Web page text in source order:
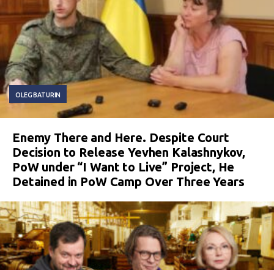
OLEG BATURIN
Enemy There and Here. Despite Court
Decision to Release Yevhen Kalashnykov,
PoW under “I Want to Live” Project, He
Detained in PoW Camp Over Three Years